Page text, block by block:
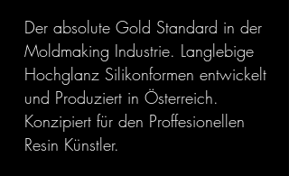
Der absolute Gold Standard in der
Moldmaking Industrie. Langlebige
Hochglanz Silikonformen entwickelt
und Produziert in Österreich.
Konzipiert für den Proffesionellen
Resin Künstler.